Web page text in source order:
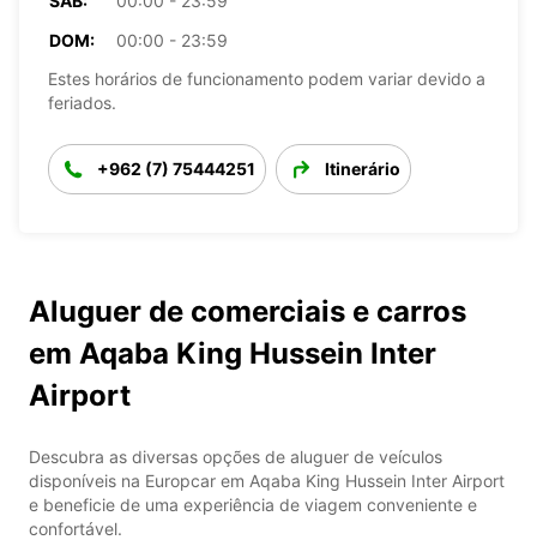
DOM:
00:00 - 23:59
Estes horários de funcionamento podem variar devido a
feriados.
+962 (7) 75444251 Itinerário
Aluguer de comerciais e carros
em Aqaba King Hussein Inter
Airport
Descubra as diversas opções de aluguer de veículos
disponíveis na Europcar em Aqaba King Hussein Inter Airport
e beneficie de uma experiência de viagem conveniente e
confortável.